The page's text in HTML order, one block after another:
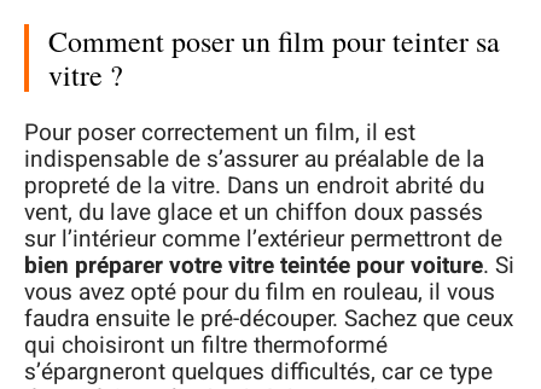
Comment poser un film pour teinter sa
vitre ?
Pour poser correctement un film, il est
indispensable de s’assurer au préalable de la
propreté de la vitre. Dans un endroit abrité du
vent, du lave glace et un chiffon doux passés
sur l’intérieur comme l’extérieur permettront de
bien préparer votre vitre teintée pour voiture. Si
vous avez opté pour du film en rouleau, il vous
faudra ensuite le pré-découper. Sachez que ceux
qui choisiront un filtre thermoformé
s’épargneront quelques difficultés, car ce type